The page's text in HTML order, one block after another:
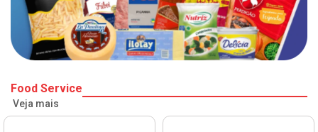
Food Service
Veja mais